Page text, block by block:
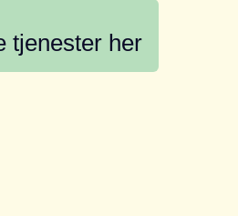
tjenester her